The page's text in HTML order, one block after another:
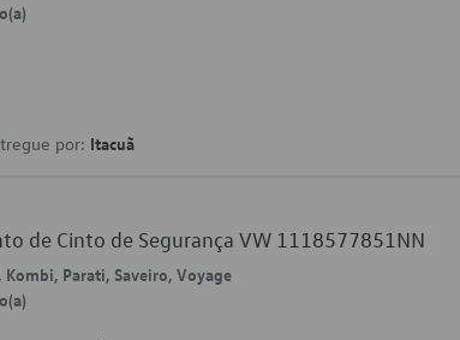
por: Itacuã
de Cinto de Segurança VW 1118577851NN
Kombi, Parati, Saveiro, Voyage